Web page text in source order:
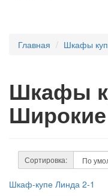
Главная Шкафы
Шкафы
Широкие
Сортировка:
Шкаф-купе Линда 2-1